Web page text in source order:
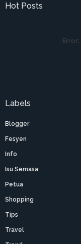
Hot Posts
Error:
Labels
Blogger
Fesyen
Info
Isu Semasa
Petua
Shopping
Tips
Travel